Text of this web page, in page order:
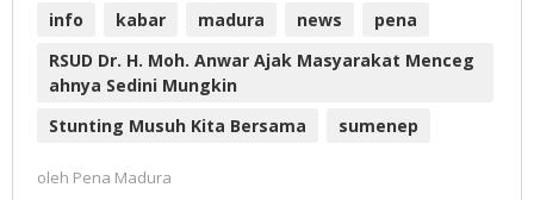
info
kabar madura news
pena
RSUD Dr. H. Moh. Anwar Ajak Masyarakat Menceg
ahnya Sedini Mungkin
Stunting Musuh Kita Bersama
sumenep
oleh Pena Madura